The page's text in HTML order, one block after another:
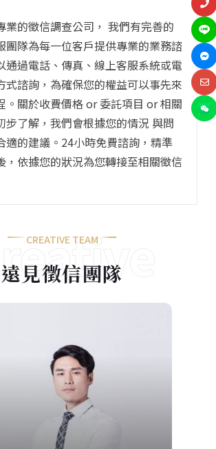
業的徵信調查公司， 我們有完善的
團隊為每一位客戶提供專業的業務諮
通過電話、傳真、線上客服系統或電
式諮詢，為確保您的權益可以事先來
。關於收費價格 or 委託項目 or 相關
步了解，我們會根據您的情況 與問
適的建議。24小時免費諮詢，精準
，依據您的狀況為您轉接至相關徵信
CREATIVE TEAM
遠見徵信團隊